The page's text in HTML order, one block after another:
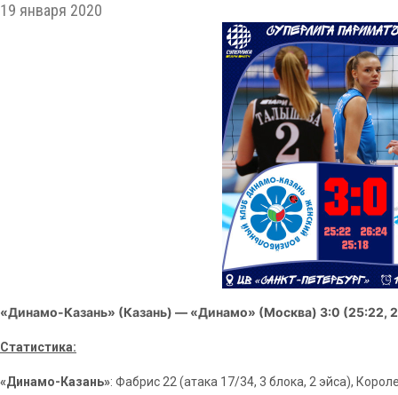
19 января 2020
«Динамо-Казань» (Казань) — «Динамо» (Москва) 3:0 (25:22,
Статистика:
«Динамо-Казань»: Фабрис 22 (атака 17/34, 3 блока, 2 эйса),